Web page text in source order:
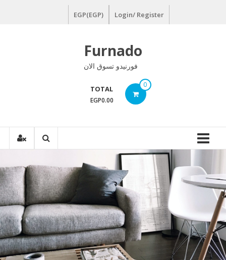
Login/ Register
EGP(EGP)
Furnado
فورنيدو تسوق الان
0
TOTAL
EGP0.00